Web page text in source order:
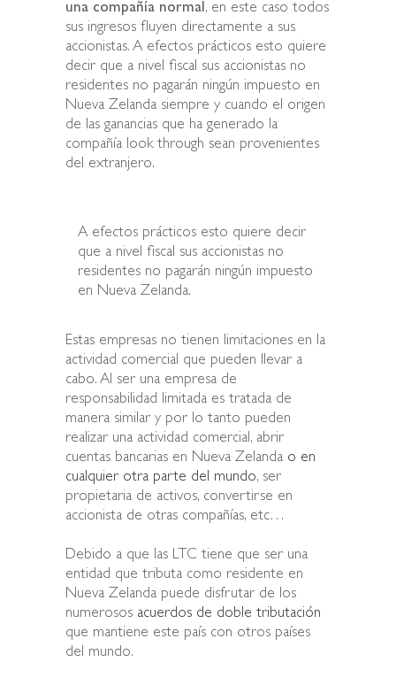
una compañía normal, en este caso todos
sus ingresos fluyen directamente a sus
accionistas. A efectos prácticos esto quiere
decir que a nivel fiscal sus accionistas no
residentes no pagarán ningún impuesto en
Nueva Zelanda siempre y cuando el origen
de las ganancias que ha generado la
compañía look through sean provenientes
del extranjero.
A efectos prácticos esto quiere decir
que a nivel fiscal sus accionistas no
residentes no pagarán ningún impuesto
en Nueva Zelanda.
Estas empresas no tienen limitaciones en la
actividad comercial que pueden llevar a
cabo. Al ser una empresa de
responsabilidad limitada es tratada de
manera similar y por lo tanto pueden
realizar una actividad comercial, abrir
cuentas bancarias en Nueva Zelanda o en
cualquier otra parte del mundo, ser
propietaria de activos, convertirse en
accionista de otras compañías, etc…
Debido a que las LTC tiene que ser una
entidad que tributa como residente en
Nueva Zelanda puede disfrutar de los
numerosos acuerdos de doble tributación
que mantiene este país con otros países
del mundo.